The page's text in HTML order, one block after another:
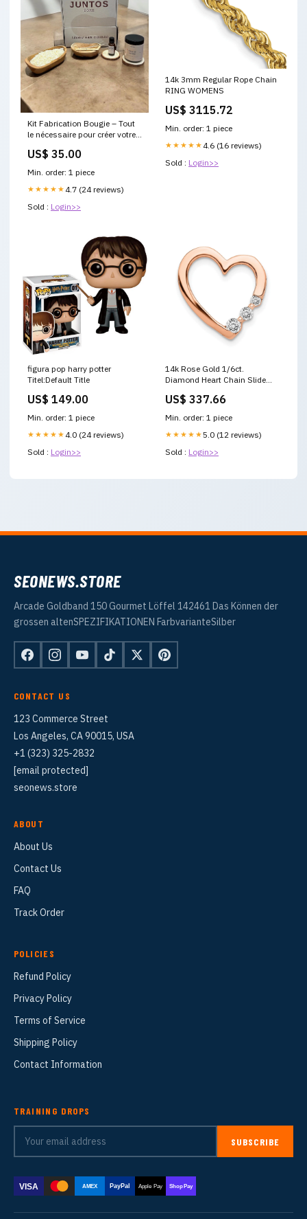
Kit Fabrication Bougie – Tout
le nécessaire pour créer votre
votre bougie:Figuier
US$ 35.00
Min. order: 1 piece
★★★★★ 4.7 (24 reviews)
Sold : Login>>
14k 3mm Regular Rope Chain
RING WOMENS
US$ 3115.72
Min. order: 1 piece
★★★★★ 4.6 (16 reviews)
Sold : Login>>
figura pop harry potter
Titel:Default Title
US$ 149.00
Min. order: 1 piece
★★★★★ 4.0 (24 reviews)
Sold : Login>>
14k Rose Gold 1/6ct.
Diamond Heart Chain Slide
US$ 337.66
Min. order: 1 piece
★★★★★5.0 (12 reviews)
Sold : Login>>
SEONEWS.STORE
Arcade Goldband 150 Gourmet Löffel 142461 Das Können der
grossen altenSPEZIFIKATIONEN FarbvarianteSilber
CONTACT US
123 Commerce Street
Los Angeles, CA 90015, USA
+1 (323) 325-2832
[email protected]
seonews.store
ABOUT
About Us
Contact Us
FAQ
Track Order
POLICIES
Refund Policy
Privacy Policy
Terms of Service
Shipping Policy
Contact Information
TRAINING DROPS
SUBSCRIBE
VISA AMEX PayPal Apple Pay Shop Pay